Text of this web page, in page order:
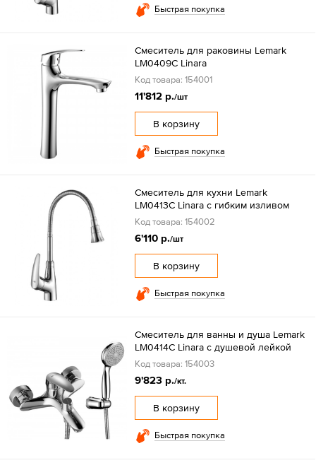
Быстрая покупка
Смеситель для раковины Lemark
LM0409C Linara
Код товара: 154001
11'812 р./шт
В корзину
Быстрая покупка
Смеситель для кухни Lemark
LM0413C Linara с гибким изливом
Код товара: 154002
6'110 р./шт
В корзину
Быстрая покупка
Смеситель для ванны и душа Lemark
LM0414C Linara с душевой лейкой
Код товара: 154003
9'823 р./кт.
В корзину
Быстрая покупка